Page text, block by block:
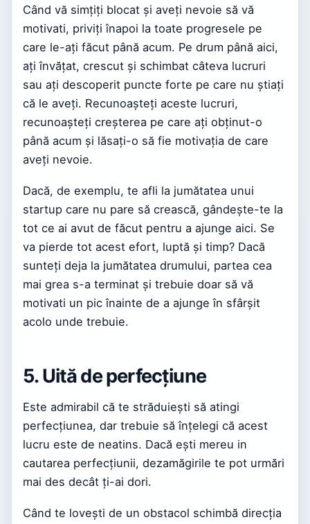
Când vă simțiți blocat și aveți nevoie să vă
motivati, priviți înapoi la toate progresele pe
care le-ați făcut până acum. Pe drum până aici,
ați învățat, crescut și schimbat câteva lucruri
sau ați descoperit puncte forte pe care nu știați
că le aveți. Recunoașteți aceste lucruri,
recunoașteți creșterea pe care ați obținut-o
până acum și lăsați-o să fie motivația de care
aveți nevoie.
Dacă, de exemplu, te afli la jumătatea unui
startup care nu pare să crească, gândește-te la
tot ce ai avut de făcut pentru a ajunge aici. Se
va pierde tot acest efort, luptă și timp? Dacă
sunteți deja la jumătatea drumului, partea cea
mai grea s-a terminat și trebuie doar să vă
motivati un pic înainte de a ajunge în sfârșit
acolo unde trebuie.
5. Uită de perfecțiune
Este admirabil că te străduiești să atingi
perfecțiunea, dar trebuie să înțelegi că acest
lucru este de neatins. Dacă ești mereu in
cautarea perfecțiunii, dezamăgirile te pot urmări
mai des decât ți-ai dori.
Când te lovești de un obstacol schimbă direcția